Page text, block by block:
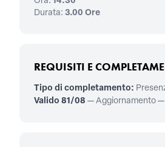
Durata: 3.00 Ore
REQUISITI E
Tipo di completamento:
Valido 81/08 — Aggiornamento